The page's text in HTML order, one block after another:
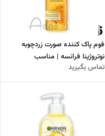
فوم پاک کننده صورت زردچوبه
نوتروژینا فرانسه | مناسب
پوست‌های چرب و مستعد
تماس بگیرید